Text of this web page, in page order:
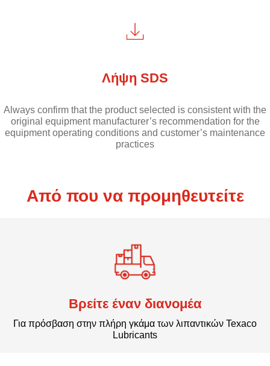
Λήψη SDS
Always confirm that the product selected is consistent with the
original equipment manufacturer’s recommendation for the
equipment operating conditions and customer’s maintenance
practices
Από που να προμηθευτείτε
Βρείτε έναν διανομέα
Για πρόσβαση στην πλήρη γκάμα των λιπαντικών Texaco
Lubricants